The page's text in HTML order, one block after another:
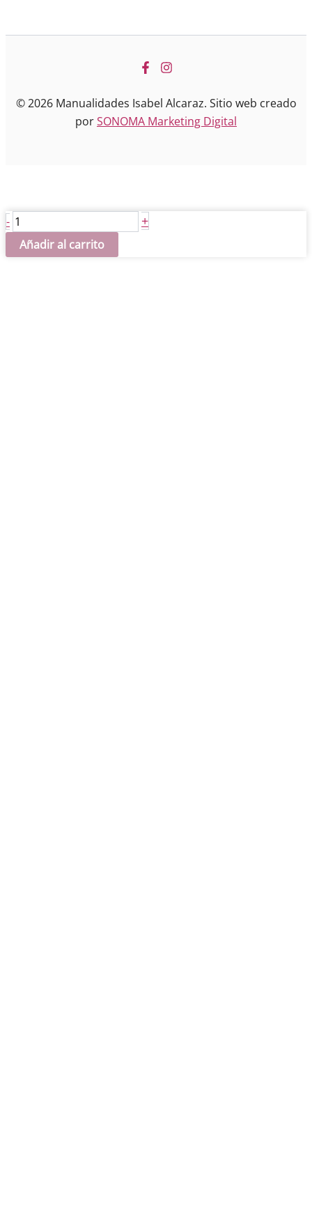
© 2026 Manualidades Isabel Alcaraz. Sitio web creado
porSONOMA Marketing Digital
- Pareja
de
enamorados
+
Añadir al carrito